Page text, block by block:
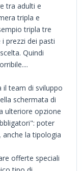
tra adulti e
tripla e
tripla tre
prezzi dei pasti
Quindi
il team di sviluppo
schermata di
ulteriore opzione
poter
anche la tipologia
offerte speciali